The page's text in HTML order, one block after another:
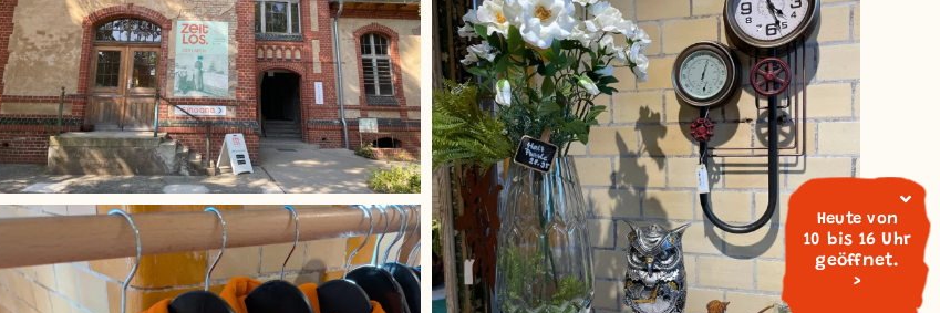
Heute von
10 bis 16 Uhr
geöffnet.
>